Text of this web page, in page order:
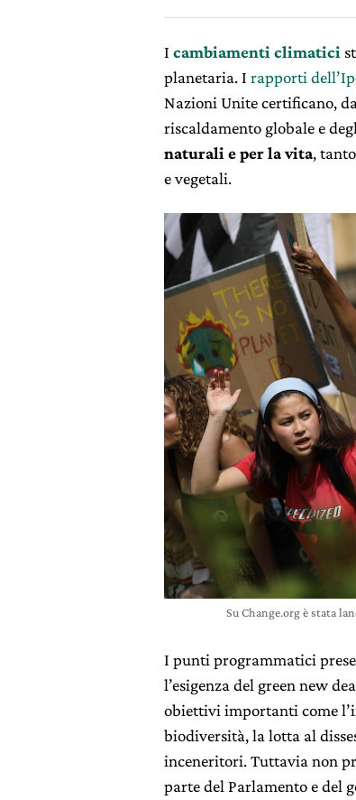
I cambiamenti climatici
planetaria. I rapporti
Nazioni Unite certificano,
riscaldamento globale e
naturali e per la vita,
e vegetali.
Su Change.org è stata
I punti programmatici
l’esigenza del green new
obiettivi importanti come
biodiversità, la lotta al
inceneritori. Tuttavia non
parte del Parlamento e del